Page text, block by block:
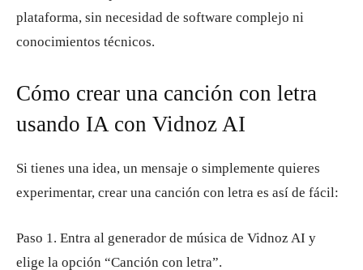
plataforma, sin necesidad de software complejo ni
conocimientos técnicos.
Cómo crear una canción con letra
usando IA con Vidnoz AI
Si tienes una idea, un mensaje o simplemente quieres
experimentar, crear una canción con letra es así de fácil:
Paso 1. Entra al generador de música de Vidnoz AI y
elige la opción “Canción con letra”.